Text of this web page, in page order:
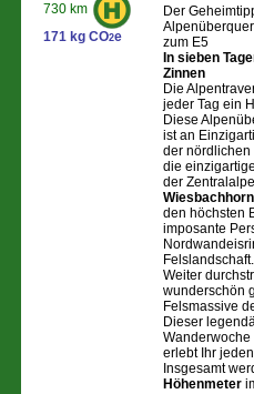
730 km
171 kg CO2e
Der
zum E5
In sieben
Zinnen
Die
jeder Tag ein
Diese
ist an
der
die
der
den höchsten
imposante
Felslandschaft.
Weiter
wunderschön
Felsmassive
Dieser
erlebt Ihr
Insgesamt
Höhenmeter